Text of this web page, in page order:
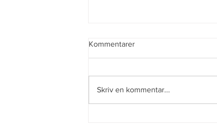
Dagen efter
Kommentarer
Skriv en kommentar...